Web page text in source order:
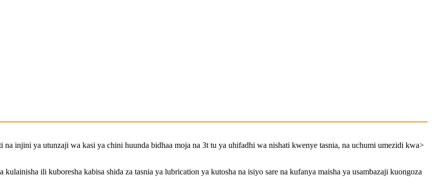
injini ya utunzaji wa kasi ya chini huunda bidhaa moja na 3t tu ya uhifadhi wa nishati kwenye tasnia, na uchumi umezidi kwa>
ili kuboresha kabisa shida za tasnia ya lubrication ya kutosha na isiyo sare na kufanya maisha ya usambazaji kuongoza